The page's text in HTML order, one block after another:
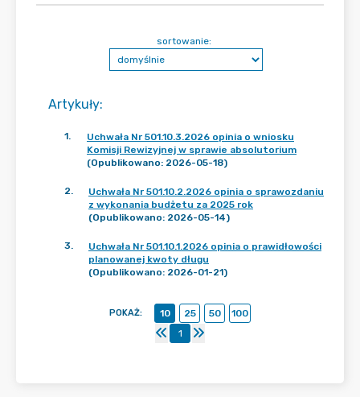
Artykuły:
sortowanie:
1.
Uchwała Nr 501.10.3.2026 opinia o wniosku
Komisji Rewizyjnej w sprawie absolutorium
(Opublikowano: 2026-05-18)
2.
Uchwała Nr 501.10.2.2026 opinia o sprawozdaniu
z wykonania budżetu za 2025 rok
(Opublikowano: 2026-05-14)
3.
Uchwała Nr 501.10.1.2026 opinia o prawidłowości
planowanej kwoty długu
(Opublikowano: 2026-01-21)
POKAŻ: 10 25 50
100
1